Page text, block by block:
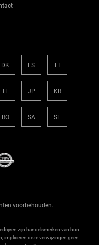
DK ES FI
IT JP KR
RO SA SE
voorbehouden.
zijn handelsmerken van hun
impliceren deze verwijzingen geen